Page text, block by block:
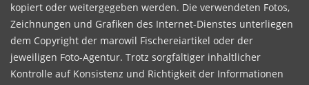
kopiert oder weitergegeben werden. Die verwendeten Fotos,
Zeichnungen und Grafiken des Internet-Dienstes unterliegen
dem Copyright der marowil Fischereiartikel oder der
jeweiligen Foto-Agentur. Trotz sorgfältiger inhaltlicher
Kontrolle auf Konsistenz und Richtigkeit der Informationen